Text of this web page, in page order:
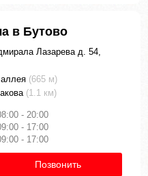
в Бутово
Лазарева д. 54,
(665 м)
(1.1 км)
- 20:00
- 17:00
- 17:00
Позвонить